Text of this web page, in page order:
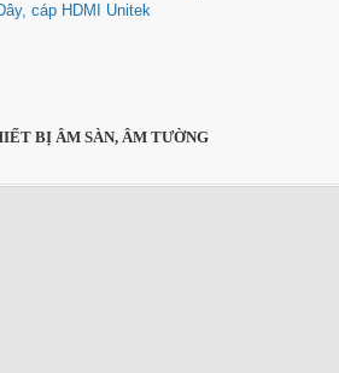
cáp HDMI Unitek
BỊ ÂM SÀN, ÂM TƯỜNG